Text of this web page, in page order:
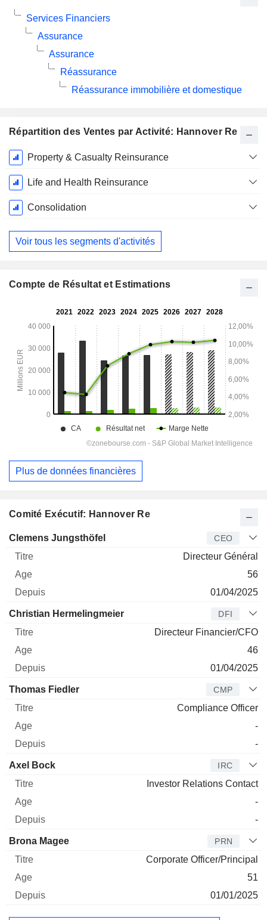
Répartition des Ventes par Activité: Hannover Re
Période
Fiscale:
Décembre
Property & Casualty Reinsurance
Life and Health Reinsurance
Consolidation
Voir tous les segments d'activités
Comité Exécutif: Hannover Re
Dirigeant Titre Age Depuis
Clemens Jungsthöfel CEO
Directeur Général
56
01/04/2025
Christian Hermelingmeier DFI
Directeur Financier/CFO
46
01/04/2025
Thomas Fiedler CMP
Compliance Officer
-
-
Axel Bock IRC
Investor Relations Contact
-
-
Brona Magee PRN
Corporate Officer/Principal
51
01/01/2025
Services Financiers
Assurance
Assurance
Réassurance
Réassurance immobilière et domestique
Compte de Résultat et Estimations
Plus de données financières